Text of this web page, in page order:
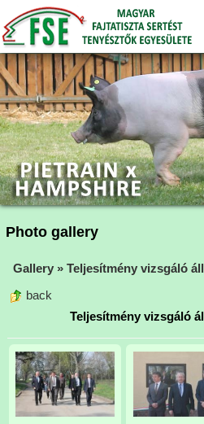
Photo gallery
Gallery» Teljesítmény vizsgáló
back
Teljesítmény vizsgáló